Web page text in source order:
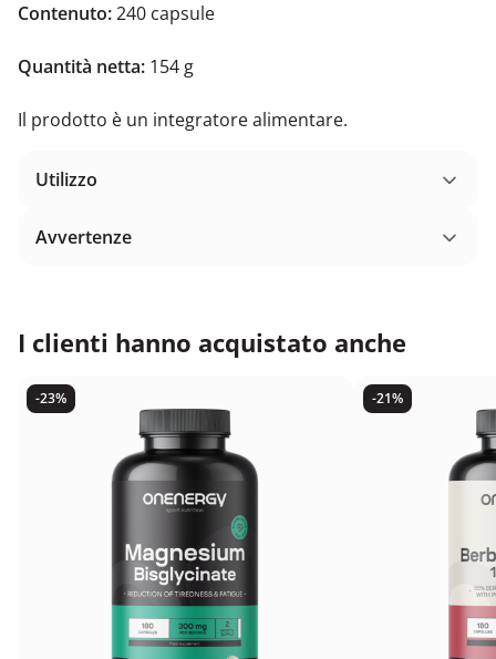
Contenuto:240 capsule
Quantità netta: 154 g
Il prodotto è un integratore alimentare.
Utilizzo
Avvertenze
I clienti hanno acquistato anche
-23% -21%